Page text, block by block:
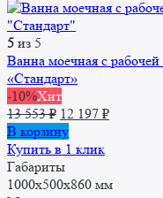
5 из 5
Ванна моечная с
«Стандарт»
-10%Хит
13 553₽ Первоначальная
цена
составляла
13
553 ₽.
12 197 ₽Текущая
В корзину
Купить в 1 клик
Габариты
1000x500x860 мм